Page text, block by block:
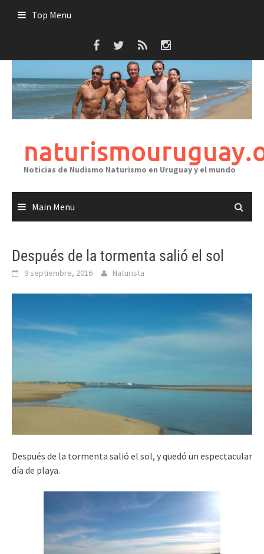
Top Menu
Noticias de Nudismo Naturismo en Uruguay y el mundo
Main Menu
Después de la tormenta salió el sol
9 septiembre, 2016 Naturista
Después de la tormenta salió el sol, y quedó un espectacular
día de playa.